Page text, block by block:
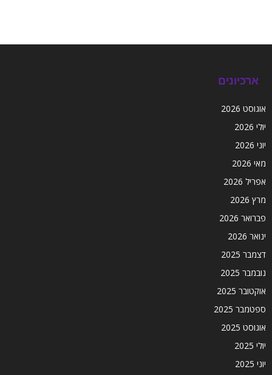
ארכיונים
אוגוסט 2026
יולי 2026
יוני 2026
מאי 2026
אפריל 2026
מרץ 2026
פברואר 2026
ינואר 2026
דצמבר 2025
נובמבר 2025
אוקטובר 2025
ספטמבר 2025
אוגוסט 2025
יולי 2025
יוני 2025